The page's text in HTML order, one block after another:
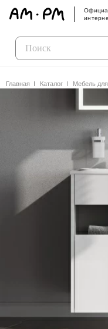
Главная Каталог Мебель